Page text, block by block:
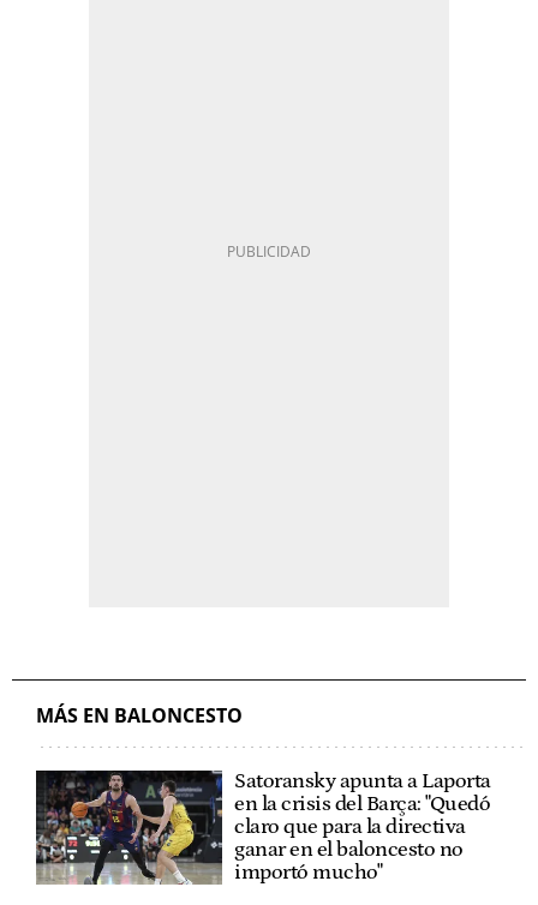
MÁS EN BALONCESTO
Satoransky apunta a Laporta
en la crisis del Barça: "Quedó
claro que para la directiva
ganar en el baloncesto no
importó mucho"